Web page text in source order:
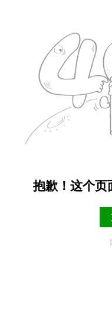
抱歉！这个页